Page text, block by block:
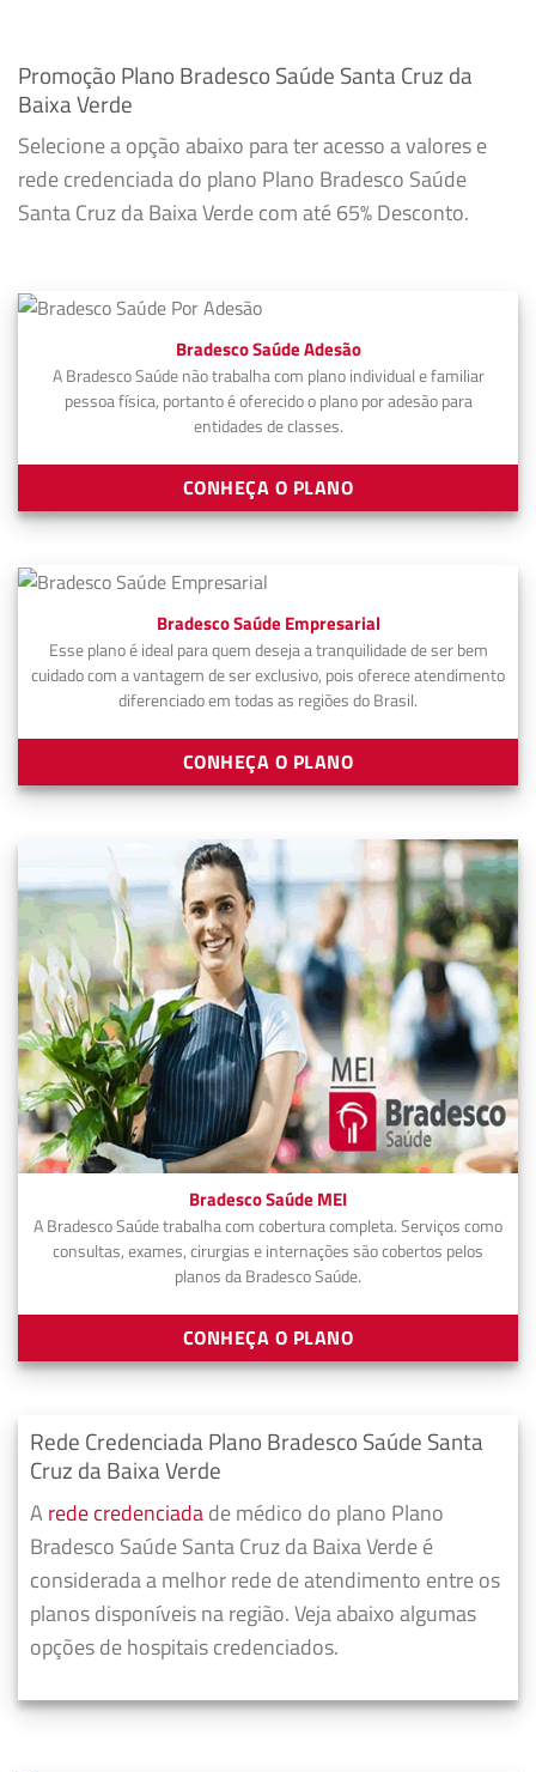
Promoção Plano Bradesco Saúde Santa Cruz da
Baixa Verde
Selecione a opção abaixo para ter acesso a valores e
rede credenciada do plano Plano Bradesco Saúde
Santa Cruz da Baixa Verde com até 65% Desconto.
Bradesco Saúde Adesão
A Bradesco Saúde não trabalha com plano individual e familiar
pessoa física, portanto é oferecido o plano por adesão para
entidades de classes.
CONHEÇA O PLANO
Bradesco Saúde Empresarial
Esse plano é ideal para quem deseja a tranquilidade de ser bem
cuidado com a vantagem de ser exclusivo, pois oferece atendimento
diferenciado em todas as regiões do Brasil.
CONHEÇA O PLANO
Bradesco Saúde MEI
A Bradesco Saúde trabalha com cobertura completa. Serviços como
consultas, exames, cirurgias e internações são cobertos pelos
planos da Bradesco Saúde.
CONHEÇA O PLANO
Rede Credenciada Plano Bradesco Saúde Santa
Cruz da Baixa Verde
A rede credenciadade médico do plano Plano
Bradesco Saúde Santa Cruz da Baixa Verde é
considerada a melhor rede de atendimento entre os
planos disponíveis na região. Veja abaixo algumas
opções de hospitais credenciados.